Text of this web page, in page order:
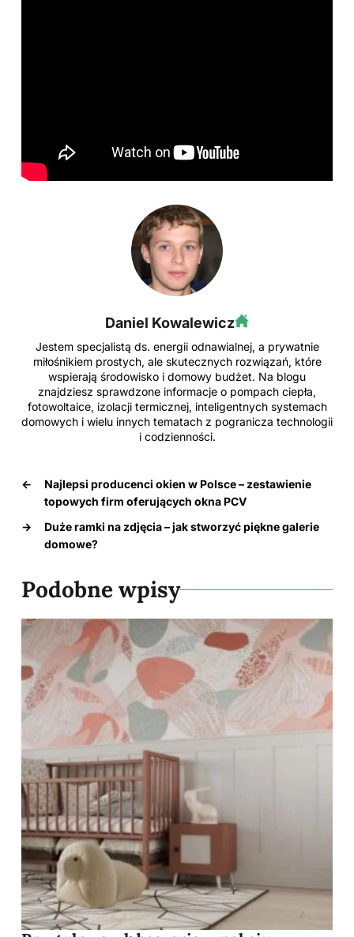
Daniel Kowalewicz
Jestem specjalistą ds. energii odnawialnej, a prywatnie
miłośnikiem prostych, ale skutecznych rozwiązań, które
wspierają środowisko i domowy budżet. Na blogu
znajdziesz sprawdzone informacje o pompach ciepła,
fotowoltaice, izolacji termicznej, inteligentnych systemach
domowych i wielu innych tematach z pogranicza technologii
i codzienności.
←
Najlepsi producenci okien w Polsce – zestawienie
topowych firm oferujących okna PCV
→
Duże ramki na zdjęcia – jak stworzyć piękne galerie
domowe?
Podobne wpisy